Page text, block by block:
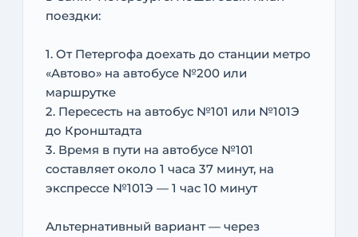
поездки:
1. От Петергофа доехать до станции метро
«Автово» на автобусе №200 или
маршрутке
2. Пересесть на автобус №101 или №101Э
до Кронштадта
3. Время в пути на автобусе №101
составляет около 1 часа 37 минут, на
экспрессе №101Э — 1 час 10 минут
Альтернативный вариант — через